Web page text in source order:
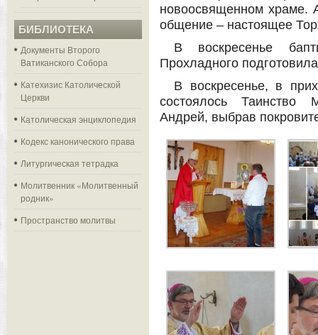
БИБЛИОТЕКА
Документы Второго
Ватиканского Собора
Катехизис Католической
Церкви
Католическая энциклопедия
Кодекс канонического права
Литургическая тетрадка
Молитвенник «Молитвенный
родник»
Пространство молитвы
новоосвященном храме.
общение – настоящее
В воскресенье
Прохладного
В воскресенье, в
состоялось Таинство
Андрей, выбрав